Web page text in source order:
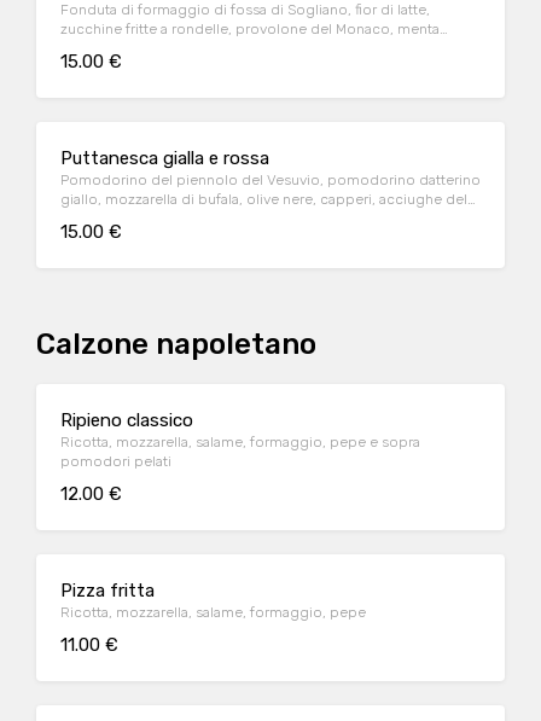
Fonduta di formaggio di fossa di Sogliano, fior di latte,
zucchine fritte a rondelle, provolone del Monaco, menta
15.00 €
Puttanesca gialla e rossa
Pomodorino del piennolo del Vesuvio, pomodorino datterino
giallo, mozzarella di bufala, olive nere, capperi, acciughe del
15.00 €
Calzone napoletano
Ripieno classico
Ricotta, mozzarella, salame, formaggio, pepe e sopra
pomodori pelati
12.00 €
Pizza fritta
Ricotta, mozzarella, salame, formaggio, pepe
11.00 €